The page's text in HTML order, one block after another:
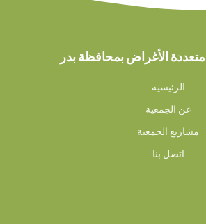
متعددة الأغراض بمحافظة بدر
الرئيسية
عن الجمعية
مشاريع الجمعية
اتصل بنا